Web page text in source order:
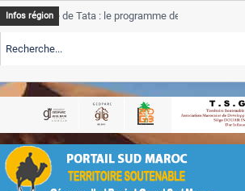
Infos région
de Tata : le programme de rehabilitation post-
TSGJB Tourisme : l’ONMT renforce l’aerien a
TSGJB Tourisme au Maroc : Transavia renforce